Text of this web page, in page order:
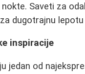
Saveti za
dugotrajnu
inspiracije
jedan od